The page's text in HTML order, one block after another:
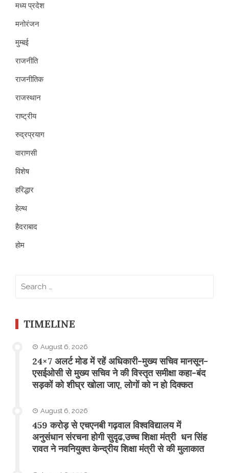
मध्य प्रदेश
मनोरंजन
मुम्बई
राजनीति
राजनीतिक
राजस्थान
राष्ट्रीय
रुद्रप्रयाग
वाराणसी
विशेष
हरिद्धार
हेल्थ
हैदराबाद
होम
TIMELINE
August 6, 2026
24×7 अलर्ट मोड में रहें अधिकारी-मुख्य सचिव मानसून-
एसईओसी से मुख्य सचिव ने की विस्तृत समीक्षा कहा-बंद
सड़कों को शीघ्र खोला जाए, लोगों को न हो दिक्कत
August 6, 2026
459 करोड़ से एचएनबी गढ़वाल विश्वविद्यालय में
अनुसंधान संरचना होगी सुदृढ,उच्च शिक्षा मंत्री धन सिंह
रावत ने नवनियुक्त केन्द्रीय शिक्षा मंत्री से की मुलाकात